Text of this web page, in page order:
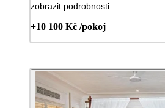
zobrazit podrobnosti
+10 100 Kč /pokoj